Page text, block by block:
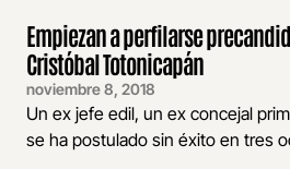
Empiezan a perfilarse
Cristóbal Totonicapán
noviembre 8, 2018
Un ex jefe edil, un ex concejal
se ha postulado sin éxito en tres